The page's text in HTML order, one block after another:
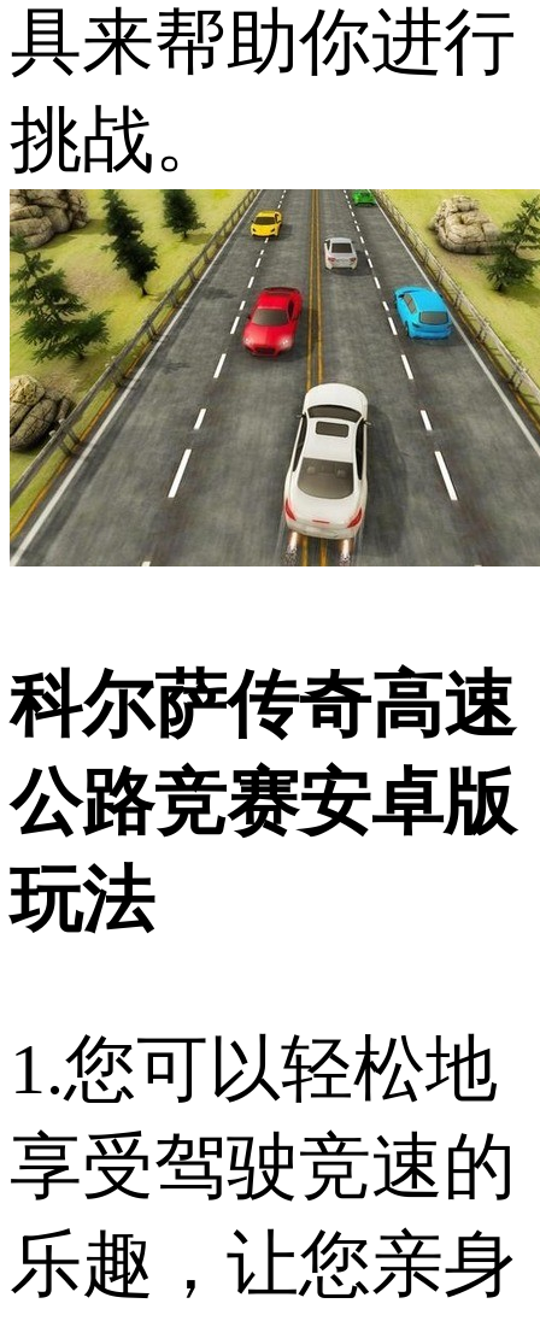
具来帮助你进行
挑战。
科尔萨传奇高速
公路竞赛安卓版
玩法
1.您可以轻松地
享受驾驶竞速的
乐趣，让您亲身